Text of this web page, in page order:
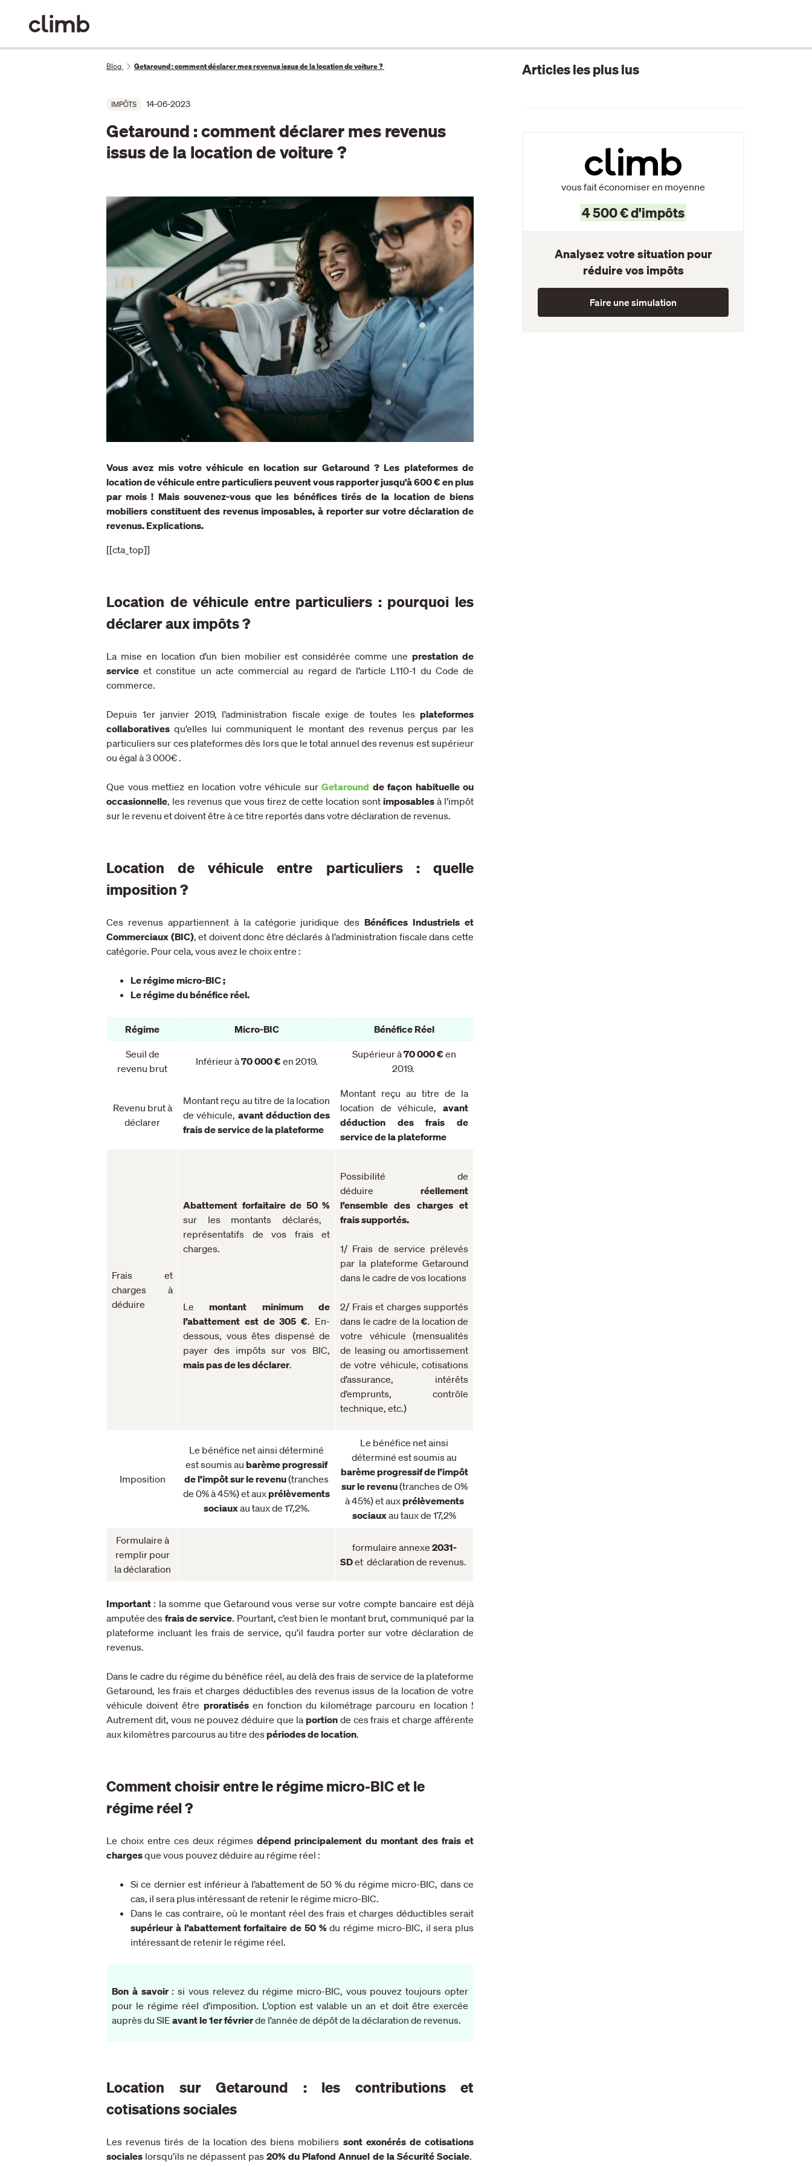
Blog Getaround : comment déclarer mes revenus issus de la location de voiture ?
IMPÔTS 14-06-2023
Getaround : comment déclarer mes revenus
issus de la location de voiture ?
Vous avez mis votre véhicule en location sur Getaround ? Les plateformes de
location de véhicule entre particuliers peuvent vous rapporter jusqu’à 600 € en plus
par mois ! Mais souvenez-vous que les bénéfices tirés de la location de biens
mobiliers constituent des revenus imposables, à reporter sur votre déclaration de
revenus. Explications.
[[cta_top]]
Location de véhicule entre particuliers : pourquoi les
déclarer aux impôts ?
La mise en location d’un bien mobilier est considérée comme uneprestation de
service et constitue un acte commercial au regard de l’article L110-1 du Code de
commerce.
Depuis 1er janvier 2019, l’administration fiscale exige de toutes les plateformes
collaboratives qu’elles lui communiquent le montant des revenus perçus par les
particuliers sur ces plateformes dès lors que le total annuel des revenus est supérieur
ou égal à 3 000€ .
Que vous mettiez en location votre véhicule sur Getaround de façon habituelle ou
occasionnelle, les revenus que vous tirez de cette location sontimposables à l’impôt
sur le revenu et doivent être à ce titre reportés dans votre déclaration de revenus.
Location de véhicule entre particuliers : quelle
imposition ?
Ces revenus appartiennent à la catégorie juridique des Bénéfices Industriels et
Commerciaux (BIC), et doivent donc être déclarés à l’administration fiscale dans cette
catégorie. Pour cela, vous avez le choix entre :
Le régime micro-BIC ;
Le régime du bénéfice réel.
Régime Micro-BIC Bénéfice Réel
Seuil de
revenu brut
Inférieur à70 000 € en 2019.
Supérieur à70 000 € en
2019.
Revenu brut à
déclarer
Montant reçu au titre de la location
de véhicule, avant déduction des
frais de service de la plateforme
Montant reçu au titre de la
location de véhicule, avant
déduction des frais de
service de la plateforme
Frais et
charges à
déduire
Abattement forfaitaire de 50 %
sur les montants déclarés,
représentatifs de vos frais et
charges.
Lemontant minimum de
l’abattement est de 305 €. En-
dessous, vous êtes dispensé de
payer des impôts sur vos BIC,
mais pas de les déclarer.
Possibilité de
déduire réellement
l’ensemble des charges et
frais supportés.
1/ Frais de service prélevés
par la plateforme Getaround
dans le cadre de vos locations
2/ Frais et charges supportés
dans le cadre de la location de
votre véhicule (mensualités
de leasing ou amortissement
de votre véhicule, cotisations
d’assurance, intérêts
d’emprunts, contrôle
technique, etc.)
Imposition
Le bénéfice net ainsi déterminé
est soumis au barème progressif
de l’impôt sur le revenu(tranches
de 0% à 45%) et auxprélèvements
sociauxau taux de 17,2%.
Le bénéfice net ainsi
déterminé est soumis au
barème progressif de l’impôt
sur le revenu(tranches de 0%
à 45%) et auxprélèvements
sociauxau taux de 17,2%
Formulaire à
remplir pour
la déclaration
formulaire annexe 2031-
SDet déclaration de revenus.
Important : la somme que Getaround vous verse sur votre compte bancaire est déjà
amputée des frais de service. Pourtant, c’est bien le montant brut, communiqué par la
plateforme incluant les frais de service, qu’il faudra porter sur votre déclaration de
revenus.
Dans le cadre du régime du bénéfice réel, au delà des frais de service de la plateforme
Getaround, les frais et charges déductibles des revenus issus de la location de votre
véhicule doivent être proratisésen fonction du kilométrage parcouru en location !
Autrement dit, vous ne pouvez déduire que la portionde ces frais et charge afférente
aux kilomètres parcourus au titre despériodes de location.
Comment choisir entre le régime micro-BIC et le
régime réel ?
Le choix entre ces deux régimes dépend principalement du montant des frais et
chargesque vous pouvez déduire au régime réel :
Si ce dernier est inférieur à l’abattement de 50 % du régime micro-BIC, dans ce
cas, il sera plus intéressant de retenir le régime micro-BIC.
Dans le cas contraire, où le montant réel des frais et charges déductibles serait
supérieur à l’abattement forfaitaire de 50 %du régime micro-BIC, il sera plus
intéressant de retenir le régime réel.
Bon à savoir: si vous relevez du régime micro-BIC, vous pouvez toujours opter
pour le régime réel d’imposition. L’option est valable un an et doit être exercée
auprès du SIE avant le 1er févrierde l’année de dépôt de la déclaration de revenus.
Location sur Getaround : les contributions et
cotisations sociales
Les revenus tirés de la location des biens mobiliers sont exonérés de cotisations
sociales lorsqu’ils ne dépassent pas 20% du Plafond Annuel de la Sécurité Sociale.
Articles les plus lus
vous fait économiser en moyenne
4 500 € d'impôts
Analysez votre situation pour
réduire vos impôts
Faire une simulation